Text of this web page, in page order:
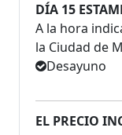
DÍA 15
A la hora
la Ciudad de
Desayuno
EL PRECIO